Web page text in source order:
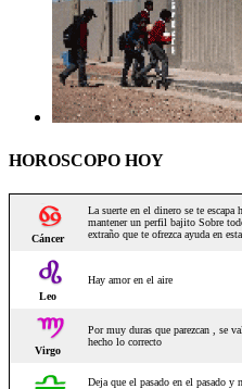
HOROSCOPO HOY